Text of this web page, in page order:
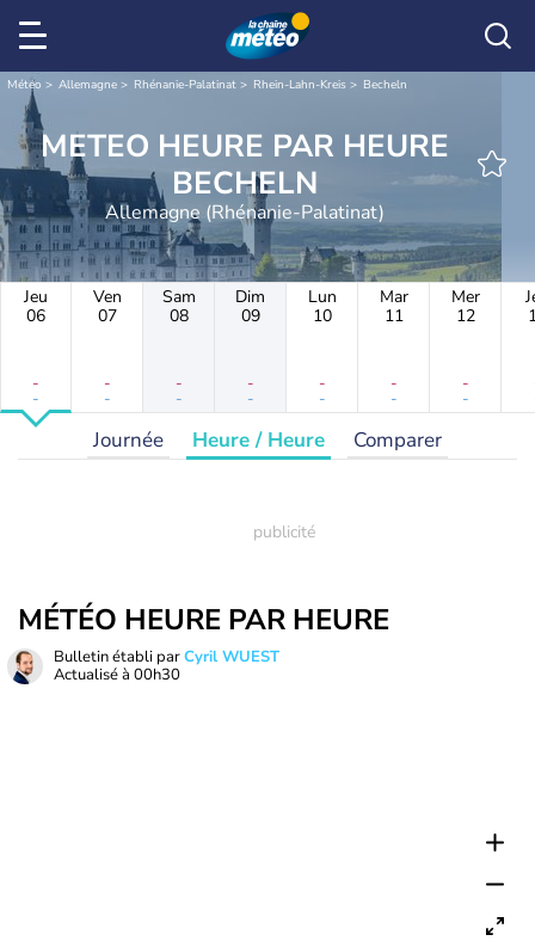
Météo Allemagne Rhénanie-Palatinat Rhein-Lahn-Kreis Becheln
METEO HEURE PAR HEURE
BECHELN
Allemagne (Rhénanie-Palatinat)
Jeu
06
-
-
Ven
07
-
-
Sam
08
-
-
Dim
09
-
-
Lun
10
-
-
Mar
11
-
-
Mer
12
-
-
Journée Heure / Heure Comparer
MÉTÉO HEURE PAR HEURE
Bulletin établi parCyril WUEST
Actualisé à 00h30